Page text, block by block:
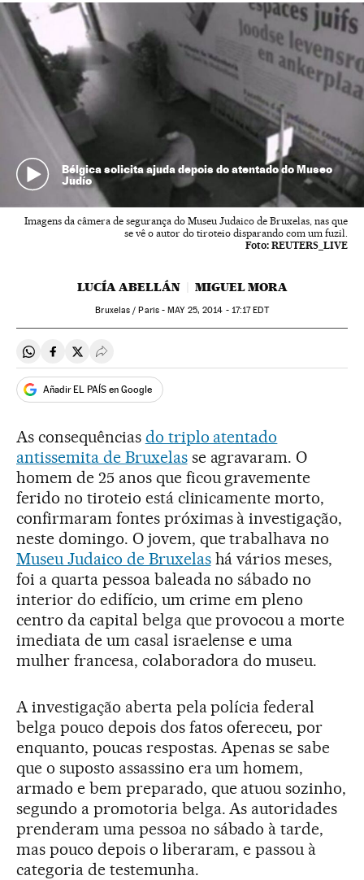
Bélgica solicita ajuda depois do atentado do Museo
Judío
Imagens da câmera de segurança do Museu Judaico de Bruxelas, nas que
se vê o autor do tiroteio disparando com um fuzil.
Foto: REUTERS_LIVE
LUCÍA ABELLÁN MIGUEL MORA
Bruxelas / Paris -MAY25, 2014 - 17:17EDT
Compartir en Whatsapp
Compartir en Facebook
Compartir en Twitter
Desplegar Redes Sociales
Añadir EL PAÍS en Google
As consequências do triplo atentado
antissemita de Bruxelasse agravaram. O
homem de 25 anos que ficou gravemente
ferido no tiroteio está clinicamente morto,
confirmaram fontes próximas à investigação,
neste domingo. O jovem, que trabalhava no
Museu Judaico de Bruxelashá vários meses,
foi a quarta pessoa baleada no sábado no
interior do edifício, um crime em pleno
centro da capital belga que provocou a morte
imediata de um casal israelense e uma
mulher francesa, colaboradora do museu.
A investigação aberta pela polícia federal
belga pouco depois dos fatos ofereceu, por
enquanto, poucas respostas. Apenas se sabe
que o suposto assassino era um homem,
armado e bem preparado, que atuou sozinho,
segundo a promotoria belga. As autoridades
prenderam uma pessoa no sábado à tarde,
mas pouco depois o liberaram, e passou à
categoria de testemunha.